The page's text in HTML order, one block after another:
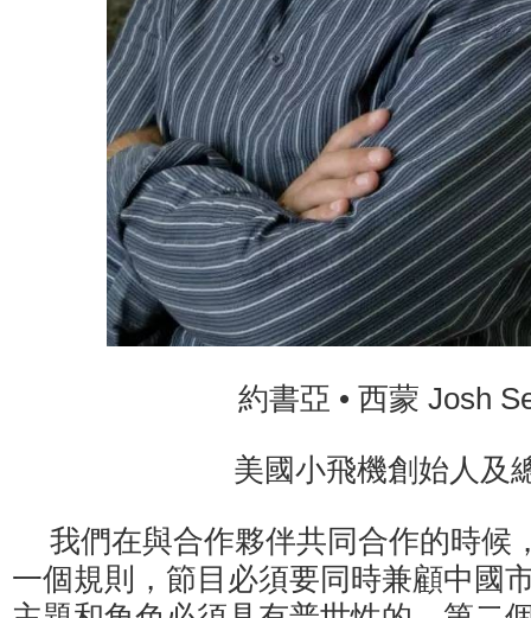
約書亞 • 西蒙 Josh
美國小飛機創始人及
我們在與合作夥伴共同合作的時候
一個規則，節目必須要同時兼顧中國